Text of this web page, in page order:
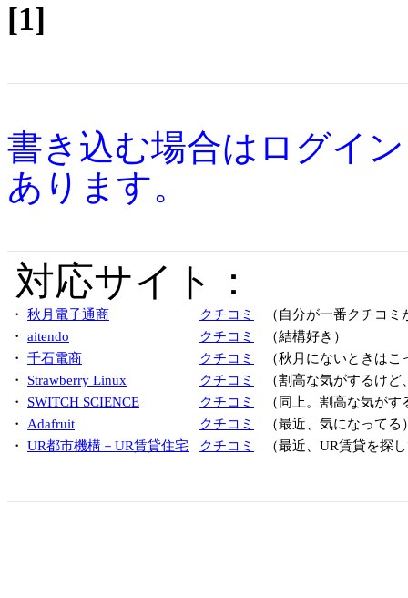
[1]
書き込む場合はログイ
あります。
対応サイト：
・ 秋月電子通商 クチコミ
（自分が一番クチコミ
・ aitendo クチコミ
（結構好き）
・ 千石電商 クチコミ
（秋月にないときはこ
・ Strawberry Linux クチコミ
（割高な気がするけど
・ SWITCH SCIENCE クチコミ
（同上。割高な気がす
・ Adafruit クチコミ
（最近、気になってる
・ UR都市機構－UR賃貸住宅 クチコミ （最近、UR賃貸を探